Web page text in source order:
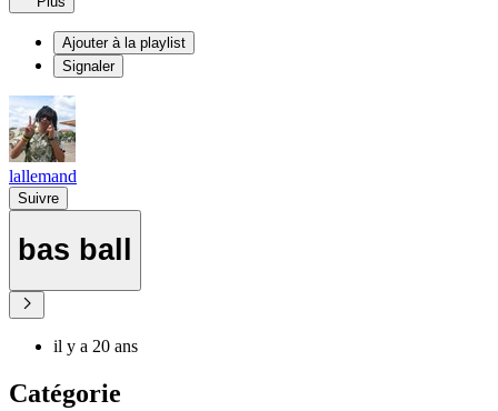
Ajouter à la playlist
Signaler
lallemand
Suivre
bas ball
il y a 20 ans
Catégorie